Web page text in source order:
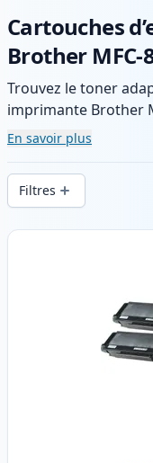
Cartouches
Brother MFC-
Trouvez le toner
imprimante Brother
notre gamme de
et haute capacité.
d’impression
rapide depuis un
En savoir plus
Filtres
Produits